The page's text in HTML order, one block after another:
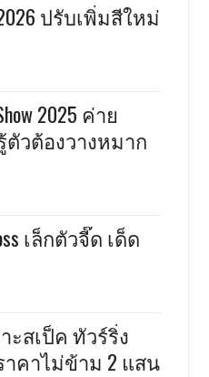
2026 ปรับเพิ่มสีใหม่
2025 ค่าย
วต้องวางหมาก
เล็กตัวจี๊ด เด็ด
าะสเป็ค ทัวร์ริ่ง
าคาไม่ข้าม 2 แสน